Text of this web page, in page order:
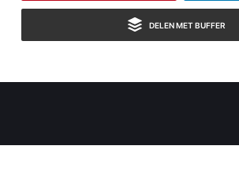
DELEN MET BUFFER